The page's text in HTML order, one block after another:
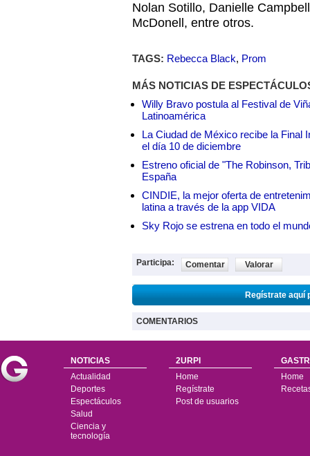
Nolan Sotillo, Danielle
McDonell, entre otros.
TAGS: Rebecca Black, Prom
MÁS NOTICIAS DE
Willy Bravo postula al Festival de
Latinoamérica
La Ciudad de México recibe la Final
el día 10 de diciembre
Estreno oficial de "The Robinson,
España
CINDIE, la mejor oferta de
latina a través de la app VIDA
Sky Rojo se estrena en todo el
Participa: Comentar Valorar
Regístrate aquí
COMENTARIOS
NOTICIAS
Actualidad
Deportes
Espectáculos
Salud
Ciencia y
tecnología
2URPI
Home
Regístrate
Post de usuarios
Home